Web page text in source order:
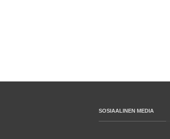
SOSIAALINEN MEDIA